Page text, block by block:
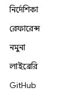
নির্দেশিকা
রেফারেন্স
নমুনা
লাইব্রেরি
GitHub